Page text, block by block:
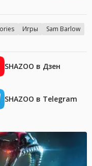
Игры Sam Barlow
SHAZOO в Дзен
SHAZOO в Telegram